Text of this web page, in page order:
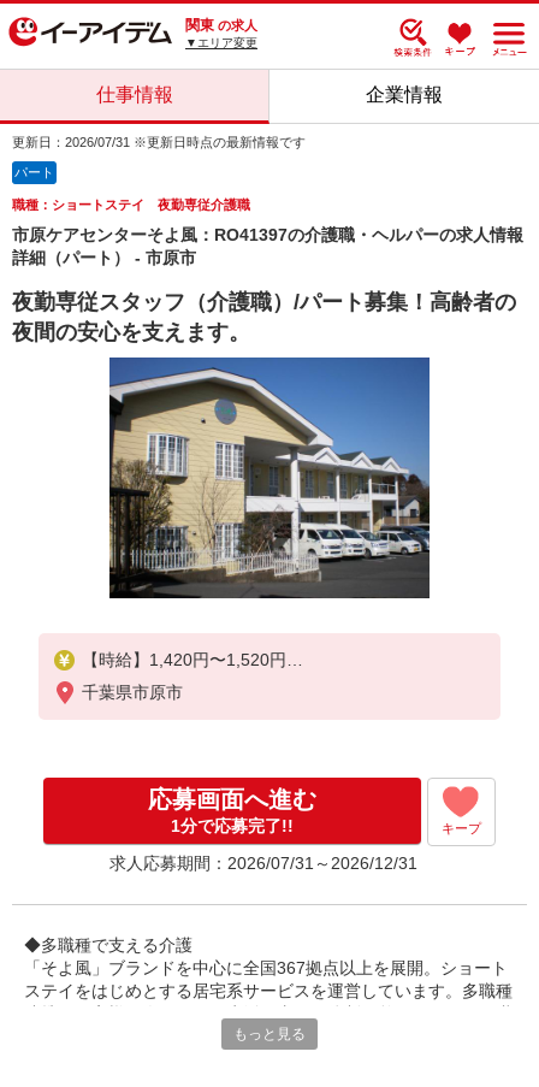
関東 の求人
▼エリア変更
仕事情報 企業情報
更新日：2026/07/31 ※更新日時点の最新情報です
パート
職種：ショートステイ 夜勤専従介護職
市原ケアセンターそよ風：RO41397の介護職・ヘルパーの求人情報
詳細（パート） - 市原市
夜勤専従スタッフ（介護職）/パート募集！高齢者の
夜間の安心を支えます。
【時給】1,420円〜1,520円
▼給与詳細
▼下記別途支給
年末年始手当：380円/時
※12/300時〜1/324時
※業績による
※処遇改善手当は試用期間中(3ヶ月)は支給なし
千葉県市原市
応募画面へ進む
1分で応募完了!! キープ
求人応募期間：2026/07/31～2026/12/31
◆多職種で支える介護
「そよ風」ブランドを中心に全国367拠点以上を展開。ショート
ステイをはじめとする居宅系サービスを運営しています。多職種
種を超えて相談しやすい雰囲気があり、周囲と連携しながら安心
もっと見る